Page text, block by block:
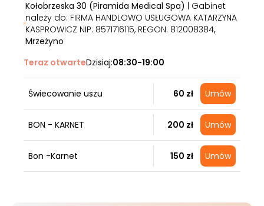
Kołobrzeska 30 (Piramida Medical Spa)
| Gabinet
należy do: FIRMA HANDLOWO USŁUGOWA KATARZYNA
KASPROWICZ NIP: 8571716115, REGON: 812008384,
Mrzeżyno
Teraz otwarteDzisiaj:08:30-19:00
Świecowanie uszu 60 zł Umów
BON - KARNET 200 zł Umów
Bon -Karnet 150 zł Umów